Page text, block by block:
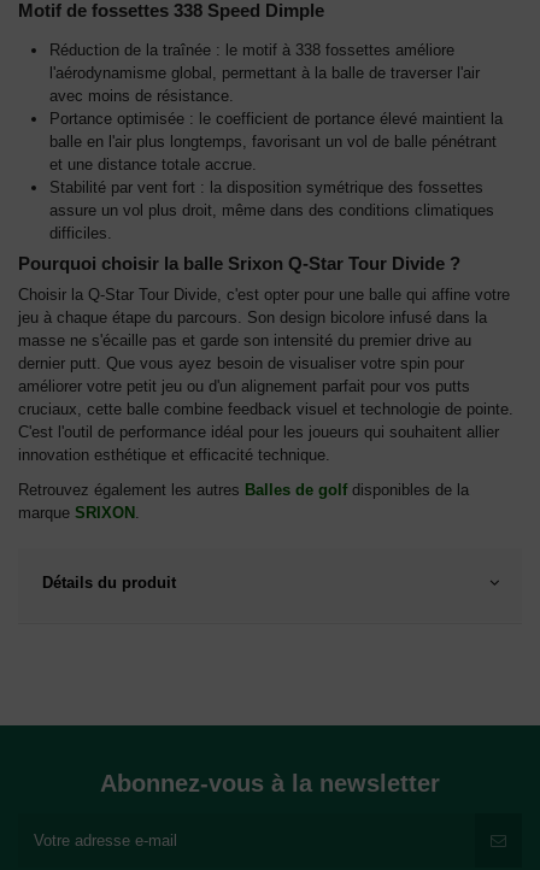
Motif de fossettes 338 Speed Dimple
Réduction de la traînée : le motif à 338 fossettes améliore
l'aérodynamisme global, permettant à la balle de traverser l'air
avec moins de résistance.
Portance optimisée : le coefficient de portance élevé maintient la
balle en l'air plus longtemps, favorisant un vol de balle pénétrant
et une distance totale accrue.
Stabilité par vent fort : la disposition symétrique des fossettes
assure un vol plus droit, même dans des conditions climatiques
difficiles.
Pourquoi choisir la balle Srixon Q-Star Tour Divide ?
Choisir la Q-Star Tour Divide, c'est opter pour une balle qui affine votre
jeu à chaque étape du parcours. Son design bicolore infusé dans la
masse ne s'écaille pas et garde son intensité du premier drive au
dernier putt. Que vous ayez besoin de visualiser votre spin pour
améliorer votre petit jeu ou d'un alignement parfait pour vos putts
cruciaux, cette balle combine feedback visuel et technologie de pointe.
C'est l'outil de performance idéal pour les joueurs qui souhaitent allier
innovation esthétique et efficacité technique.
Retrouvez également les autres Balles de golfdisponibles de la
marque SRIXON .
Détails du produit
Abonnez-vous à la newsletter